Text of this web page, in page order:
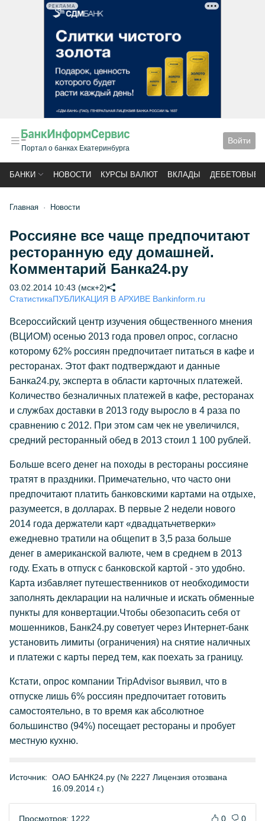
РЕКЛАМА
Портал о банках Екатеринбурга
Войти
БАНКИ НОВОСТИ КУРСЫ ВАЛЮТ ВКЛАДЫ ДЕБЕТОВЫЕ
Главная Новости
Россияне все чаще предпочитают
ресторанную еду домашней.
Комментарий Банка24.ру
03.02.2014 10:43 (мск+2)
СтатистикаПУБЛИКАЦИЯ В АРХИВЕ Bankinform.ru
Всероссийский центр изучения общественного мнения
(ВЦИОМ) осенью 2013 года провел опрос, согласно
которому 62% россиян предпочитает питаться в кафе и
ресторанах. Этот факт подтверждают и данные
Банка24.ру, эксперта в области карточных платежей.
Количество безналичных платежей в кафе, ресторанах
и службах доставки в 2013 году выросло в 4 раза по
сравнению с 2012. При этом сам чек не увеличился,
средний ресторанный обед в 2013 стоил 1 100 рублей.
Больше всего денег на походы в рестораны россияне
тратят в праздники. Примечательно, что часто они
предпочитают платить банковскими картами на отдыхе,
разумеется, в долларах. В первые 2 недели нового
2014 года держатели карт «двадцатьчетверки»
ежедневно тратили на общепит в 3,5 раза больше
денег в американской валюте, чем в среднем в 2013
году. Ехать в отпуск с банковской картой - это удобно.
Карта избавляет путешественников от необходимости
заполнять декларации на наличные и искать обменные
пункты для конвертации.Чтобы обезопасить себя от
мошенников, Банк24.ру советует через Интернет-банк
установить лимиты (ограничения) на снятие наличных
и платежи с карты перед тем, как поехать за границу.
Кстати, опрос компании TripAdvisor выявил, что в
отпуске лишь 6% россиян предпочитает готовить
самостоятельно, в то время как абсолютное
большинство (94%) посещает рестораны и пробует
местную кухню.
Источник: ОАО БАНК24.ру (№ 2227 Лицензия отозвана
16.09.2014 г.)
Просмотров: 1222 0 0